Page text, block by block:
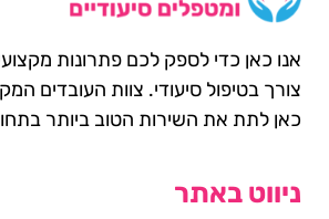
אנו כאן כדי לספק לכם פתרונות
צורך בטיפול סיעודי. צוות העובדים
כאן לתת את השירות הטוב ביותר
ניווט באתר